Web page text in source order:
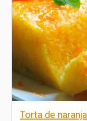
Torta de naranja